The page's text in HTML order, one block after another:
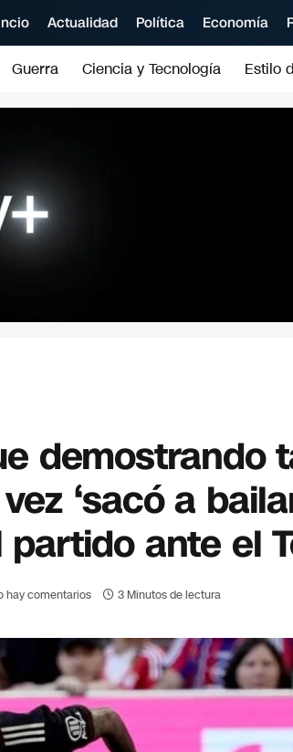
Actualidad Política Economía
Guerra Ciencia y Tecnología Estilo
demostrando
‘sacó a
partido ante el
hay comentarios 3 Minutos de lectura